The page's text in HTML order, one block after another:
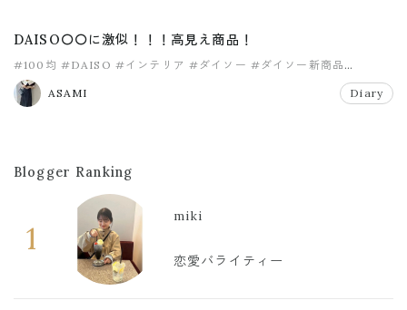
DAISO〇〇に激似！！！高見え商品！
#100均 #DAISO #インテリア #ダイソー #ダイソー新商品
#ナチュラルインテリア
ASAMI
Diary
Blogger Ranking
1
miki
恋愛バライティー